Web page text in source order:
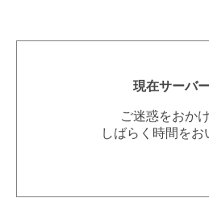
現在サーバ
ご迷惑をおか
しばらく時間を